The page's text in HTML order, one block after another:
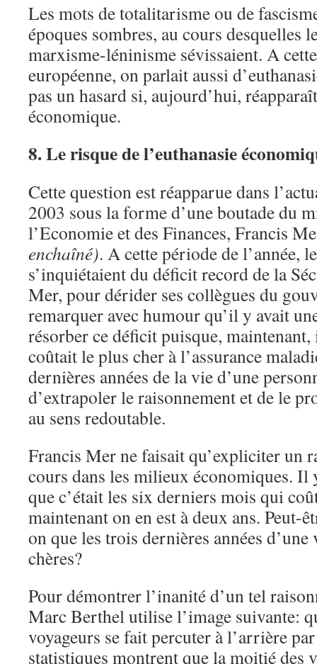
Les mots de totalitarisme ou de
époques sombres, au cours desquelles
marxisme-léninisme sévissaient. A
européenne, on parlait aussi
pas un hasard si, aujourd’hui,
économique.
8. Le risque de l’euthanasie
Cette question est réapparue dans
2003 sous la forme d’une boutade du
l’Economie et des Finances, Francis
enchaîné). A cette période de l’année,
s’inquiétaient du déficit record de la
Mer, pour dérider ses collègues du
remarquer avec humour qu’il y avait
résorber ce déficit puisque,
coûtait le plus cher à l’assurance
dernières années de la vie d’une
d’extrapoler le raisonnement et de le
au sens redoutable.
Francis Mer ne faisait qu’expliciter un
cours dans les milieux économiques. Il
que c’était les six derniers mois qui
maintenant on en est à deux ans. Peut-
on que les trois dernières années
chères?
Pour démontrer l’inanité d’un tel
Marc Berthel utilise l’image suivante:
voyageurs se fait percuter à l’arrière
statistiques montrent que la moitié des